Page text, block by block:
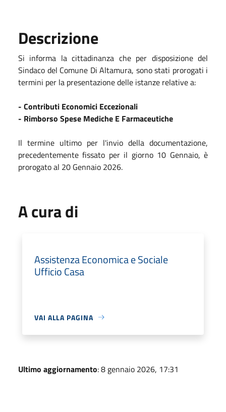
Descrizione
Si informa la cittadinanza che per disposizione del
Sindaco del Comune Di Altamura, sono stati prorogati i
termini per la presentazione delle istanze relative a:
- Contributi Economici Eccezionali
- Rimborso Spese Mediche E Farmaceutiche
Il termine ultimo per l'invio della documentazione,
precedentemente fissato per il giorno 10 Gennaio, è
prorogato al 20 Gennaio 2026.
A cura di
Assistenza Economica e Sociale
Ufficio Casa
VAI ALLA PAGINA
Ultimo aggiornamento: 8 gennaio 2026, 17:31